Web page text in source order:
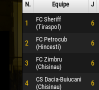
N. Equipe J
1
FC Sheriff
(Tiraspol)
6
2
FC Petrocub
(Hincesti)
6
3
FC Zimbru
(Chisinau)
6
4
CS Dacia-Buiucani
(Chisinau)
6